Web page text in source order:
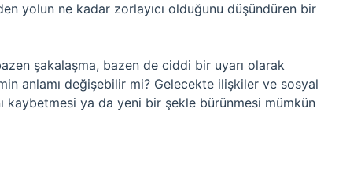
yolun ne kadar zorlayıcı olduğunu düşündüren bir
şakalaşma, bazen de ciddi bir uyarı olarak
anlamı değişebilir mi? Gelecekte ilişkiler ve sosyal
kaybetmesi ya da yeni bir şekle bürünmesi mümkün